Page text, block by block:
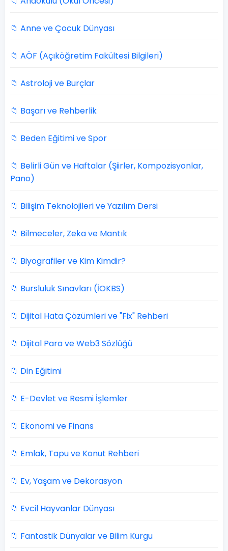
📁 Anne ve Çocuk Dünyası
📁 AÖF (Açıköğretim Fakültesi Bilgileri)
📁 Astroloji ve Burçlar
📁 Başarı ve Rehberlik
📁 Beden Eğitimi ve Spor
📁 Belirli Gün ve Haftalar (Şiirler, Kompozisyonlar,
Pano)
📁 Bilişim Teknolojileri ve Yazılım Dersi
📁 Bilmeceler, Zeka ve Mantık
📁 Biyografiler ve Kim Kimdir?
📁 Bursluluk Sınavları (İOKBS)
📁 Dijital Hata Çözümleri ve "Fix" Rehberi
📁 Dijital Para ve Web3 Sözlüğü
📁 Din Eğitimi
📁 E-Devlet ve Resmi İşlemler
📁 Ekonomi ve Finans
📁 Emlak, Tapu ve Konut Rehberi
📁 Ev, Yaşam ve Dekorasyon
📁 Evcil Hayvanlar Dünyası
📁 Fantastik Dünyalar ve Bilim Kurgu